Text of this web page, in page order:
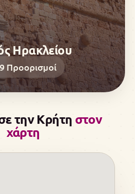
Ηρακλείου
Προορισμοί
την Κρήτη στον
χάρτη